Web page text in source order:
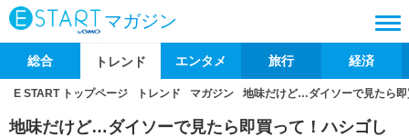
マガジン
総合 トレンド エンタメ 旅行 経済
E START トップページ トレンド マガジン 地味だけど…ダイソーで見たら
地味だけど…ダイソーで見たら即買って！ハシゴし